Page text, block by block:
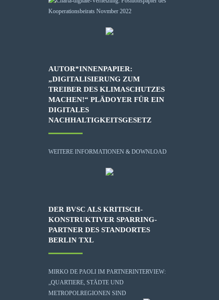
AUTOR*INNENPAPIER:
„DIGITALISIERUNG ZUM
TREIBER DES KLIMASCHUTZES
MACHEN!“ PLÄDOYER FÜR EIN
DIGITALES
NACHHALTIGKEITSGESETZ
WEITERE INFORMATIONEN & DOWNLOAD
DER BVSC ALS KRITISCH-
KONSTRUKTIVER SPARRING-
PARTNER DES STANDORTES
BERLIN TXL
MIRKO DE PAOLI IM PARTNERINTERVIEW:
„QUARTIERE, STÄDTE UND
METROPOLREGIONEN SIND